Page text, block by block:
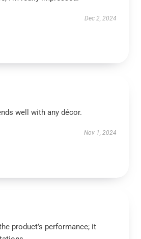
Dec 2, 2024
well with any décor.
Nov 1, 2024
product’s performance; it